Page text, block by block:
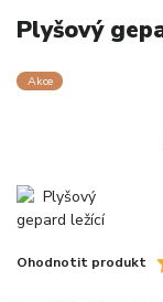
Plyšový
Akce
Ohodnotit produkt